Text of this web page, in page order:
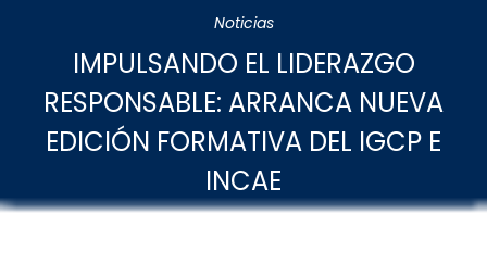
Noticias
IMPULSANDO EL LIDERAZGO
RESPONSABLE: ARRANCA NUEVA
EDICIÓN FORMATIVA DEL IGCP E
INCAE